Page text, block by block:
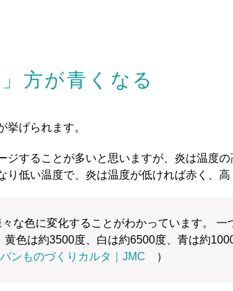
方が青くなる
げられます。
することが多いと思いますが、炎は温度の
低い温度で、炎は温度が低ければ赤く、高
な色に変化することがわかっています。
色は約3500度、白は約6500度、青は約
ンものづくりカルタ｜JMC ）